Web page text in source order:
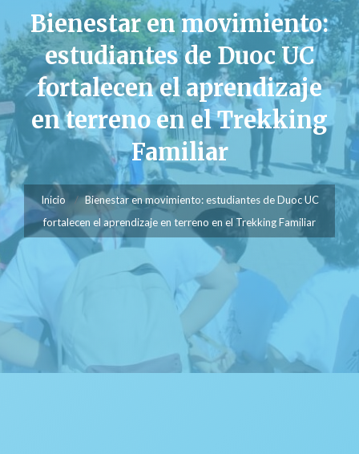
Bienestar en movimiento:
estudiantes de Duoc UC
fortalecen el aprendizaje
en terreno en el Trekking
Familiar
Inicio
Bienestar en movimiento: estudiantes de Duoc UC
fortalecen el aprendizaje en terreno en el Trekking Familiar